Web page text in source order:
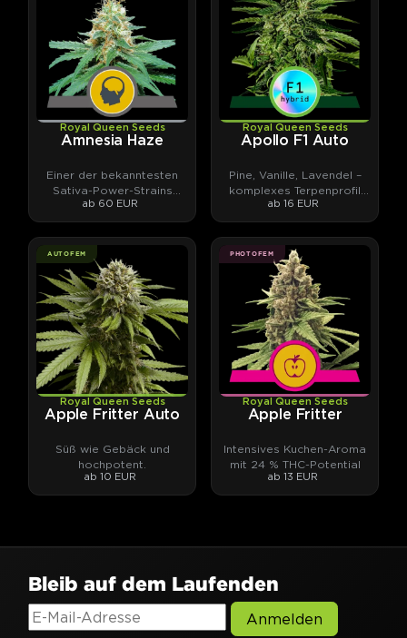
Royal Queen Seeds
Amnesia Haze
Einer der bekanntesten
Sativa-Power-Strains
überhaupt.
ab 60 EUR
Royal Queen Seeds
Apollo F1 Auto
Pine, Vanille, Lavendel –
komplexes Terpenprofil
trifft hohes THC-Potential
ab 16 EUR
AUTOFEM
Royal Queen Seeds
Apple Fritter Auto
Süß wie Gebäck und
hochpotent.
ab 10 EUR
PHOTOFEM
Royal Queen Seeds
Apple Fritter
Intensives Kuchen-Aroma
mit 24 % THC-Potential
ab 13 EUR
Bleib auf dem Laufenden
Anmelden